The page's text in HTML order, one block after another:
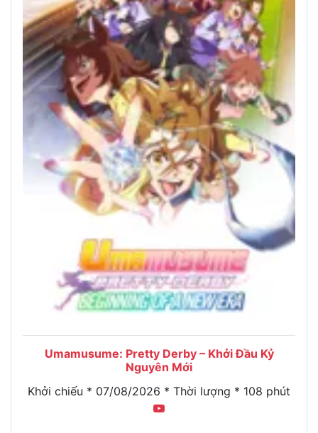
Umamusume: Pretty Derby – Khởi Đầu Kỷ
Nguyên Mới
Khởi chiếu * 07/08/2026 * Thời lượng * 108 phút